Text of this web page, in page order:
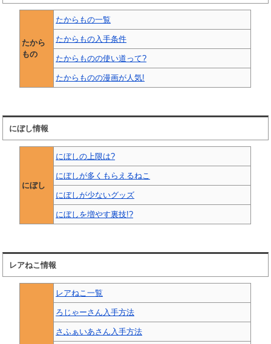
たから
もの
たからもの一覧
たからもの入手条件
たからものの使い道って?
たからものの漫画が人気!
にぼし情報
にぼし
にぼしの上限は?
にぼしが多くもらえるねこ
にぼしが少ないグッズ
にぼしを増やす裏技!?
レアねこ情報
レアねこ一覧
ろじゃーさん入手方法
さふぁいあさん入手方法